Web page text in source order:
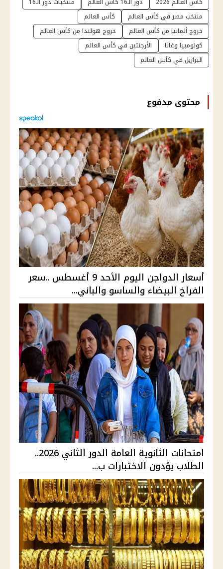
منتخب مصر في كأس العالم
كأس العالم
خروج ألمانيا من كأس العالم
خروج هولندا من كأس العالم
كولومبيا وغانا
الأرجنتين في كأس العالم
البرازيل في كأس العالم
محتوى مدفوع
أسعار الدواجن اليوم الأحد 9 أغسطس ..سعر
الفراخ البيضاء والساسو والباني...
امتحانات الثانوية العامة الدور الثاني 2026..
الطلاب يؤدون الاختبارات ب...